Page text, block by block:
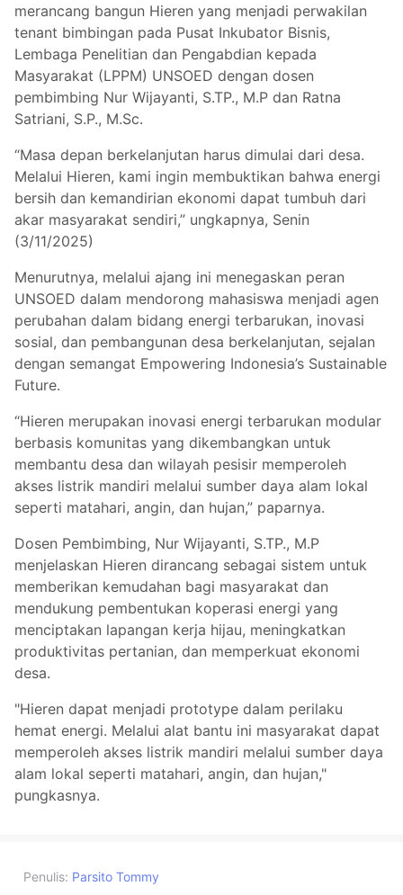
merancang bangun Hieren yang menjadi perwakilan
tenant bimbingan pada Pusat Inkubator Bisnis,
Lembaga Penelitian dan Pengabdian kepada
Masyarakat (LPPM) UNSOED dengan dosen
pembimbing Nur Wijayanti, S.TP., M.P dan Ratna
Satriani, S.P., M.Sc.
“Masa depan berkelanjutan harus dimulai dari desa.
Melalui Hieren, kami ingin membuktikan bahwa energi
bersih dan kemandirian ekonomi dapat tumbuh dari
akar masyarakat sendiri,” ungkapnya, Senin
(3/11/2025)
Menurutnya, melalui ajang ini menegaskan peran
UNSOED dalam mendorong mahasiswa menjadi agen
perubahan dalam bidang energi terbarukan, inovasi
sosial, dan pembangunan desa berkelanjutan, sejalan
dengan semangat Empowering Indonesia’s Sustainable
Future.
“Hieren merupakan inovasi energi terbarukan modular
berbasis komunitas yang dikembangkan untuk
membantu desa dan wilayah pesisir memperoleh
akses listrik mandiri melalui sumber daya alam lokal
seperti matahari, angin, dan hujan,” paparnya.
Dosen Pembimbing, Nur Wijayanti, S.TP., M.P
menjelaskan Hieren dirancang sebagai sistem untuk
memberikan kemudahan bagi masyarakat dan
mendukung pembentukan koperasi energi yang
menciptakan lapangan kerja hijau, meningkatkan
produktivitas pertanian, dan memperkuat ekonomi
desa.
"Hieren dapat menjadi prototype dalam perilaku
hemat energi. Melalui alat bantu ini masyarakat dapat
memperoleh akses listrik mandiri melalui sumber daya
alam lokal seperti matahari, angin, dan hujan,"
pungkasnya.
Penulis: Parsito Tommy